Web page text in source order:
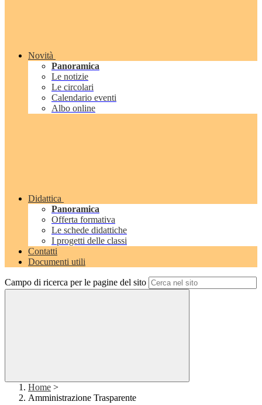
Novità
Panoramica
Le notizie
Le circolari
Calendario eventi
Albo online
Didattica
Panoramica
Offerta formativa
Le schede didattiche
I progetti delle classi
Contatti
Documenti utili
Campo di ricerca per le pagine del sito
Home >
Amministrazione Trasparente